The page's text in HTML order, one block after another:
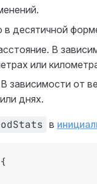
в десятичной
В
или
зависимости от
днях.
в